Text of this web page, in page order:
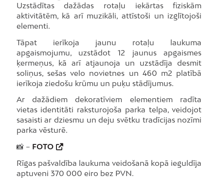
Uzstādītas dažādas rotaļu iekārtas fiziskām
aktivitātēm, kā arī muzikāli, attīstoši un izglītojoši
elementi.
Tāpat ierīkoja jaunu rotaļu laukuma
apgaismojumu, uzstādot 12 jaunus apgaismes
ķermeņus, kā arī atjaunoja un uzstādīja desmit
soliņus, sešas velo novietnes un 460 m2 platībā
ierīkoja ziedošu krūmu un puķu stādījumus.
Ar dažādiem dekoratīviem elementiem radīta
vietas identitāti raksturojoša parka telpa, veidojot
sasaisti ar dziesmu un deju svētku tradīcijas nozīmi
parka vēsturē.
📸 – FOTO
Rīgas pašvaldība laukuma veidošanā kopā ieguldīja
aptuveni 370 000 eiro bez PVN.